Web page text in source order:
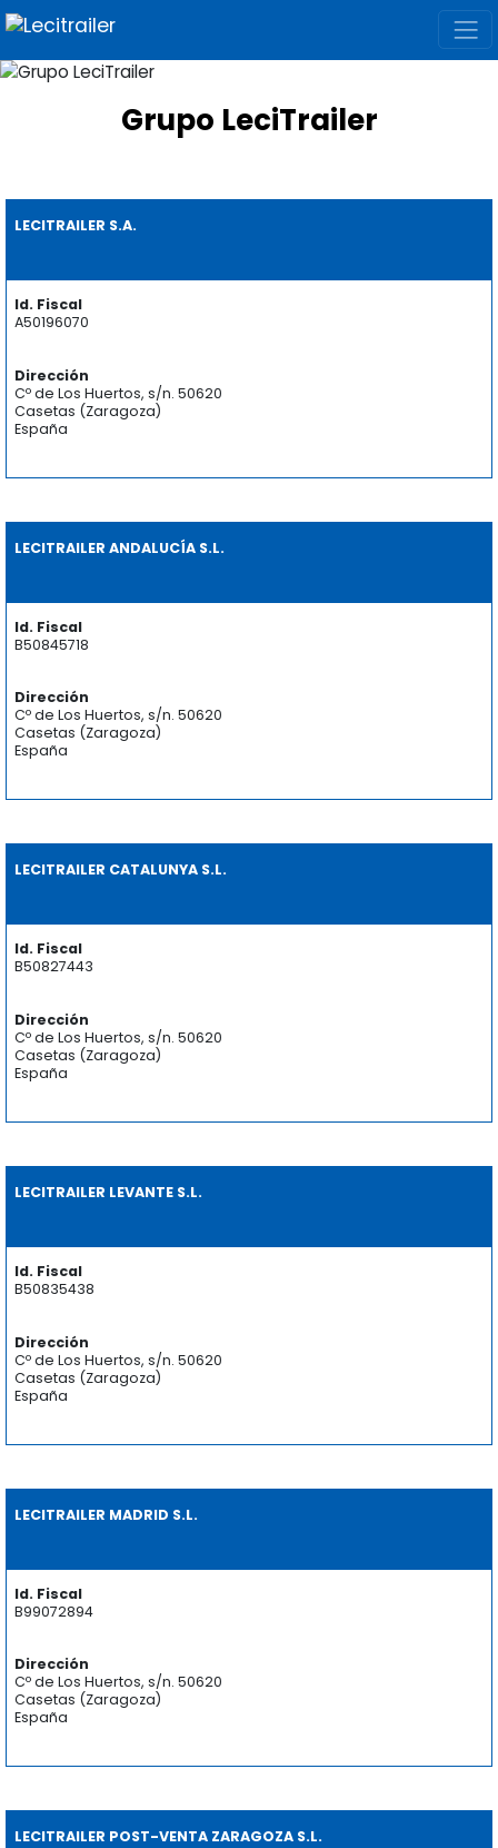
Grupo LeciTrailer
LECITRAILER S.A.
Id. Fiscal
A50196070
Dirección
Cº de Los Huertos, s/n. 50620
Casetas (Zaragoza)
España
LECITRAILER ANDALUCÍA S.L.
Id. Fiscal
B50845718
Dirección
Cº de Los Huertos, s/n. 50620
Casetas (Zaragoza)
España
LECITRAILER CATALUNYA S.L.
Id. Fiscal
B50827443
Dirección
Cº de Los Huertos, s/n. 50620
Casetas (Zaragoza)
España
LECITRAILER LEVANTE S.L.
Id. Fiscal
B50835438
Dirección
Cº de Los Huertos, s/n. 50620
Casetas (Zaragoza)
España
LECITRAILER MADRID S.L.
Id. Fiscal
B99072894
Dirección
Cº de Los Huertos, s/n. 50620
Casetas (Zaragoza)
España
LECITRAILER POST-VENTA ZARAGOZA S.L.